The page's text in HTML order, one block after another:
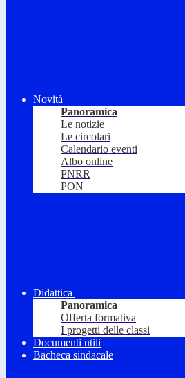
Novità
Panoramica
Le notizie
Le circolari
Calendario eventi
Albo online
PNRR
PON
Didattica
Panoramica
Offerta formativa
I progetti delle classi
Documenti utili
Bacheca sindacale